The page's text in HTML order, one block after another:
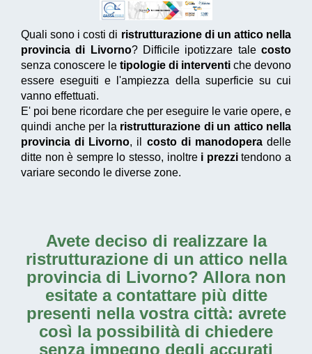
Quali sono i costi di ristrutturazione di un attico nella
provincia di Livorno? Difficile ipotizzare talecosto
senza conoscere le tipologie di interventi che devono
essere eseguiti e l'ampiezza della superficie su cui
vanno effettuati.
E' poi bene ricordare che per eseguire le varie opere, e
quindi anche per la ristrutturazione di un attico nella
provincia di Livorno, il costo di manodoperadelle
ditte non è sempre lo stesso, inoltre i prezzitendono a
variare secondo le diverse zone.
Avete deciso di realizzare la
ristrutturazione di un attico nella
provincia di Livorno? Allora non
esitate a contattare più ditte
presenti nella vostra città: avrete
così la possibilità di chiedere
senza impegno degli accurati